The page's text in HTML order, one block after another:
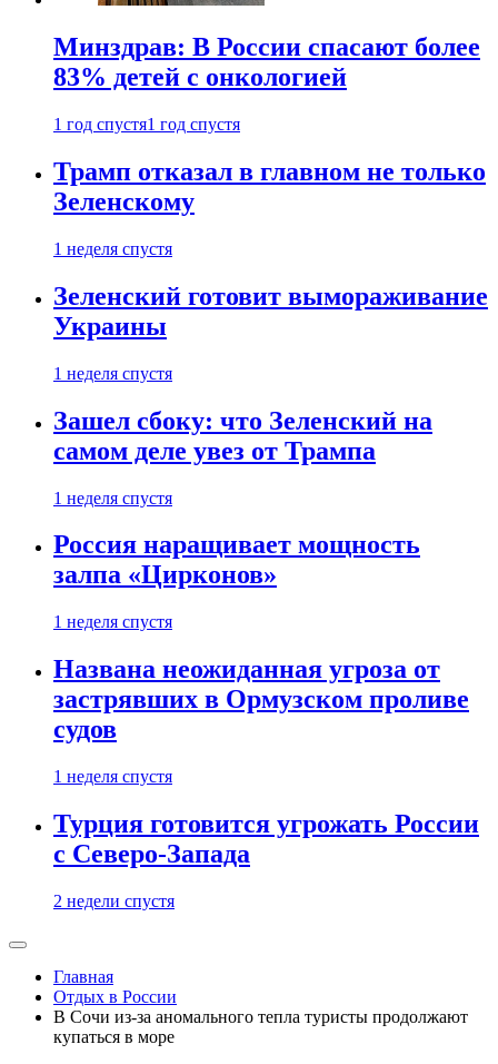
Минздрав: В России спасают более
83% детей с онкологией
1 год спустя1 год спустя
Трамп отказал в главном не только
Зеленскому
1 неделя спустя
Зеленский готовит вымораживание
Украины
1 неделя спустя
Зашел сбоку: что Зеленский на
самом деле увез от Трампа
1 неделя спустя
Россия наращивает мощность
залпа «Цирконов»
1 неделя спустя
Названа неожиданная угроза от
застрявших в Ормузском проливе
судов
1 неделя спустя
Турция готовится угрожать России
с Северо-Запада
2 недели спустя
Главная
Отдых в России
В Сочи из-за аномального тепла туристы продолжают
купаться в море